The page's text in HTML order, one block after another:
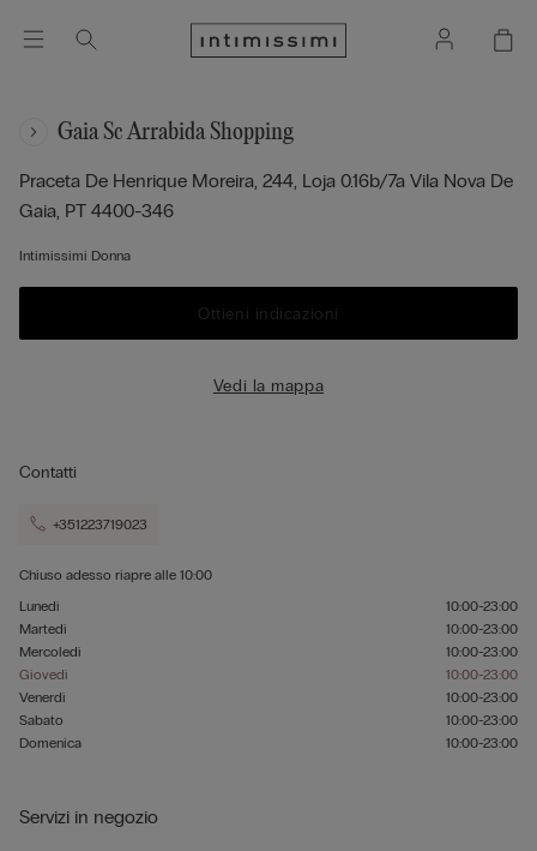
Gaia Sc Arrabida Shopping
Praceta De Henrique Moreira, 244, Loja 0.16b/7a Vila Nova De
Gaia, PT 4400-346
Intimissimi Donna
Ottieni indicazioni
Vedi la mappa
Contatti
+351223719023
Chiuso adesso riapre alle 10:00
Lunedì
10:00-23:00
Martedì
10:00-23:00
Mercoledì
10:00-23:00
Giovedì
10:00-23:00
Venerdì
10:00-23:00
Sabato
10:00-23:00
Domenica
10:00-23:00
Servizi in negozio